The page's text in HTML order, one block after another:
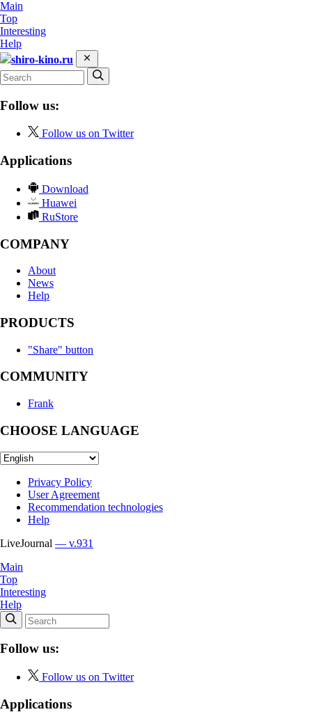
Main
Top
Interesting
Help
shiro-kino.ru
Follow us:
Follow us on Twitter
Applications
Download
Huawei
RuStore
COMPANY
About
News
Help
PRODUCTS
"Share" button
COMMUNITY
Frank
CHOOSE LANGUAGE
Privacy Policy
User Agreement
Recommendation technologies
Help
LiveJournal — v.931
Main
Top
Interesting
Help
Follow us:
Follow us on Twitter
Applications